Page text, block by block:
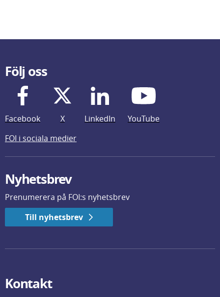
Följ oss
Facebook X LinkedIn
YouTube
FOI i sociala medier
Nyhetsbrev
Prenumerera på FOI:s nyhetsbrev
Till nyhetsbrev
Kontakt